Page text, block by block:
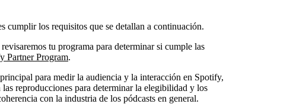
cumplir los requisitos que se detallan a continuación.
tu programa para determinar si cumple las
Partner Program.
para medir la audiencia y la interacción en Spotify,
reproducciones para determinar la elegibilidad y los
con la industria de los pódcasts en general.